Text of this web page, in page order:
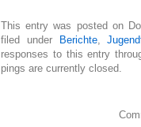
This entry was posted on
filed under
Berichte,
responses to this entry
pings are currently closed.